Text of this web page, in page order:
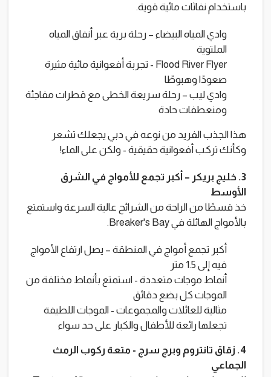
باستخدام نفاثات مائية قوية.
وادي المياه البيضاء – رحلة برية عبر أنفاق المياه
الملتوية
Flood River Flyer - تجربة أفعوانية مائية مثيرة
صعودًا وهبوطًا
وادي ليب – رحلة سريعة الخطى مع قطرات مفاجئة
ومنعطفات حادة
هذا الجذب الفريد من نوعه في دبي يجعلك تشعر
وكأنك تركب أفعوانية حقيقية - ولكن على الماء!
3. خليج بريكر – أكبر تجمع للأمواج في الشرق
الأوسط
خذ قسطًا من الراحة من الشرائح عالية السرعة واستمتع
بالأمواج الهائلة في Breaker's Bay.
أكبر تجمع أمواج في المنطقة – يصل ارتفاع الأمواج
فيه إلى 1.5 متر
أنماط موجات متعددة - استمتع بأنماط مختلفة من
الموجات كل بضع دقائق
مثالية للعائلات والمجموعات - الموجات اللطيفة
تجعلها رائعة للأطفال والكبار على حد سواء
4. زقاق تانتروم وبرج سرج - متعة ركوب الرمث
الجماعي